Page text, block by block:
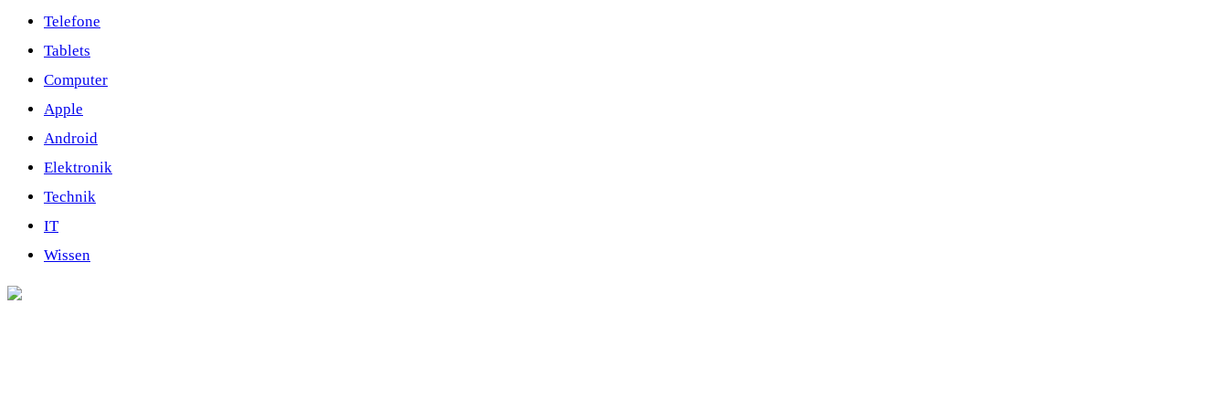
Telefone
Tablets
Computer
Apple
Android
Elektronik
Technik
IT
Wissen